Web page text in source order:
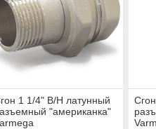
1 1/4" В/Н латунный
"американка"